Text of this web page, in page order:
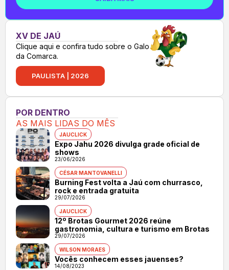
XV DE JAÚ
Clique aqui e confira tudo sobre o Galo
da Comarca.
PAULISTA | 2026
POR DENTRO
AS MAIS LIDAS DO MÊS
JAUCLICK
Expo Jahu 2026 divulga grade oficial de
shows
23/06/2026
CÉSAR MANTOVANELLI
Burning Fest volta a Jaú com churrasco,
rock e entrada gratuita
29/07/2026
JAUCLICK
12º Brotas Gourmet 2026 reúne
gastronomia, cultura e turismo em Brotas
29/07/2026
WILSON MORAES
Vocês conhecem esses jauenses?
14/08/2023